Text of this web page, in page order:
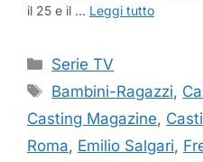
il 25 e il … Leggi tutto
Categorie
Serie TV
Tag
Bambini-Ragazzi,
Casting Magazine,
Roma, Emilio Salgari,